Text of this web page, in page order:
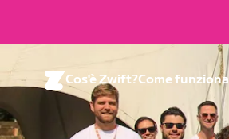
Cos'è Zwift?Come funziona